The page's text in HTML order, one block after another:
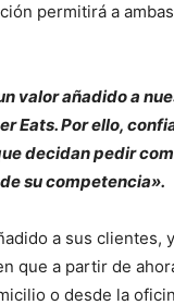
permitirá a ambas
valor añadido a
Eats. Por ello,
decidan pedir
su competencia».
a sus clientes,
que a partir de
o desde la